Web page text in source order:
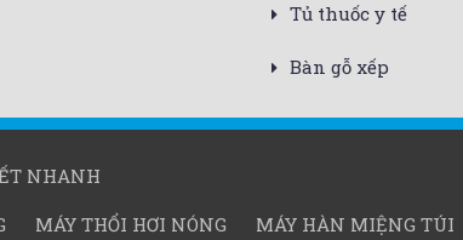
Tủ thuốc y tế
Bàn gỗ xếp
NHANH
MÁY THỔI HƠI NÓNG
MÁY HÀN MIỆNG TÚI